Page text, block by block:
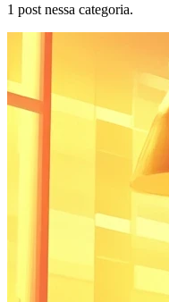
1 post nessa categoria.